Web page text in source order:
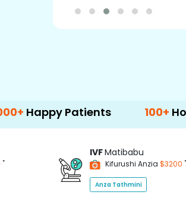
Patients 100+ Hospitals
*
IVFMatibabu
Kifurushi Anzia $3200 *
Anza Tathmini